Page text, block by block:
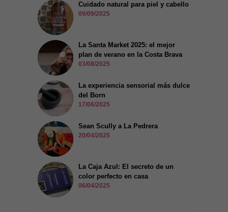
Cuidado natural para piel y cabello
09/09/2025
La Santa Market 2025: el mejor
plan de verano en la Costa Brava
03/08/2025
La experiencia sensorial más dulce
del Born
17/06/2025
Sean Scully a La Pedrera
20/04/2025
La Caja Azul: El secreto de un
color perfecto en casa
06/04/2025